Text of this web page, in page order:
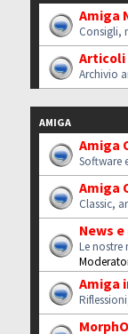
Amiga
Consigli,
Articoli
Archivio
AMIGA
Amiga
Software
Amiga
Classic,
News
Le nostre
Amiga